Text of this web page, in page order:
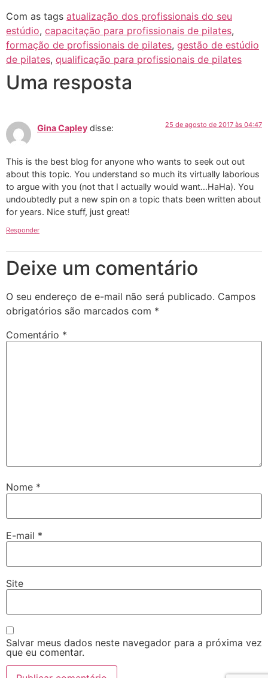
Com as tags atualização dos profissionais do seu
estúdio, capacitação para profissionais de pilates,
formação de profissionais de pilates, gestão de estúdio
de pilates, qualificação para profissionais de pilates
Uma resposta
Gina Capley disse: 25 de agosto de 2017 às 04:47
This is the best blog for anyone who wants to seek out out
about this topic. You understand so much its virtually laborious
to argue with you (not that I actually would want…HaHa). You
undoubtedly put a new spin on a topic thats been written about
for years. Nice stuff, just great!
Responder
Deixe um comentário
O seu endereço de e-mail não será publicado. Campos
obrigatórios são marcados com *
Comentário *
Nome *
E-mail *
Site
Salvar meus dados neste navegador para a próxima vez
que eu comentar.